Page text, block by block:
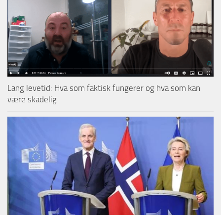
Lang levetid: Hva som faktisk fungerer og hva som kan
være skadelig